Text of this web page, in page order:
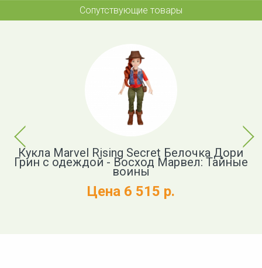
Сопутствующие товары
Previous
Кукла Marvel Rising Secret Белочка Дори
Грин с одеждой - Восход Марвел: Тайные
воины
Цена 6 515 р.
Next